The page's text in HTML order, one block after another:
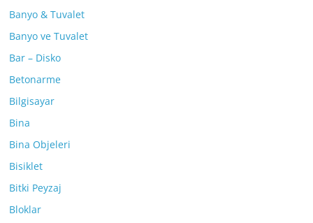
Banyo & Tuvalet
Banyo ve Tuvalet
Bar – Disko
Betonarme
Bilgisayar
Bina
Bina Objeleri
Bisiklet
Bitki Peyzaj
Bloklar